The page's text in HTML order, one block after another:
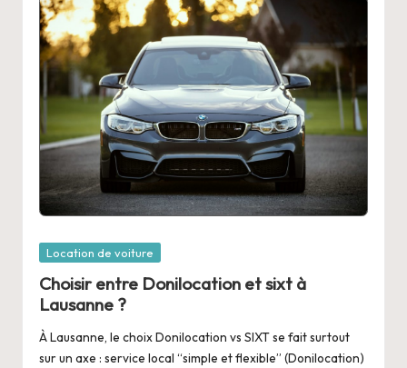
Posted
Location de voiture
Choisir entre Donilocation et sixt à
Lausanne ?
À Lausanne, le choix Donilocation vs SIXT se fait surtout
sur un axe : service local “simple et flexible” (Donilocation)